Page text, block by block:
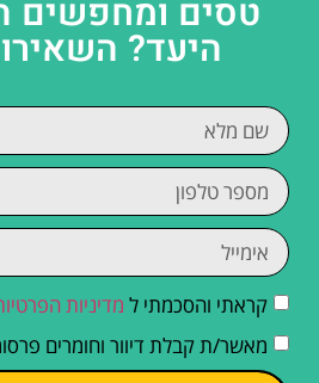
טסים ומחפשים
היעד?
קראתי והסכמתי ל מדיניות
מאשר/ת קבלת דיוור וחומרים